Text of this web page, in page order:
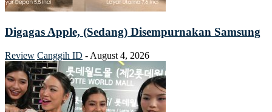
Digagas Apple, (Sedang) Disempurnakan Samsung
Review Canggih ID - August 4, 2026